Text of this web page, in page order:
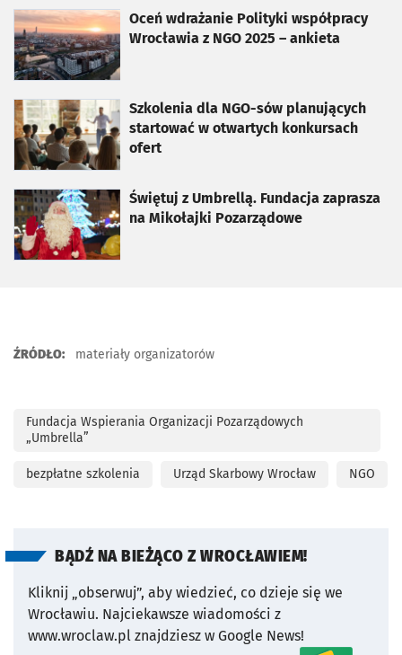
Oceń wdrażanie Polityki współpracy
Wrocławia z NGO 2025 – ankieta
otworzy się w nowej karcie
Szkolenia dla NGO-sów planujących
startować w otwartych konkursach
ofert
otworzy się w nowej karcie
Świętuj z Umbrellą. Fundacja zaprasza
na Mikołajki Pozarządowe
otworzy się w nowej karcie
ŹRÓDŁO: materiały organizatorów
Fundacja Wspierania Organizacji Pozarządowych
„Umbrella”
bezpłatne szkolenia Urząd Skarbowy Wrocław NGO
BĄDŹ NA BIEŻĄCO Z WROCŁAWIEM!
Kliknij „obserwuj”, aby wiedzieć, co dzieje się we
Wrocławiu. Najciekawsze wiadomości z
www.wroclaw.pl znajdziesz w Google News!